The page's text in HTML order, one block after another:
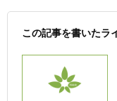
この記事を書いたラ